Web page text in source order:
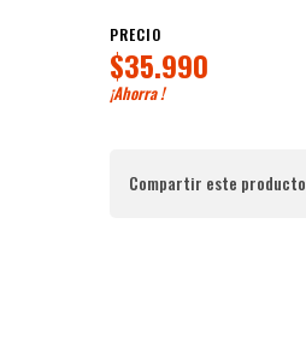
PRECIO
$35.990
¡Ahorra!
Compartir este producto